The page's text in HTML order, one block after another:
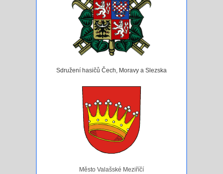
Sdružení hasičů Čech, Moravy a Slezska
Město Valašské Meziříčí